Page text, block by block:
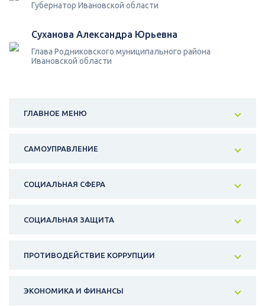
Губернатор Ивановской области
Суханова Александра Юрьевна
Глава Родниковского муниципального района
Ивановской области
ГЛАВНОЕ МЕНЮ
САМОУПРАВЛЕНИЕ
СОЦИАЛЬНАЯ СФЕРА
СОЦИАЛЬНАЯ ЗАЩИТА
ПРОТИВОДЕЙСТВИЕ КОРРУПЦИИ
ЭКОНОМИКА И ФИНАНСЫ